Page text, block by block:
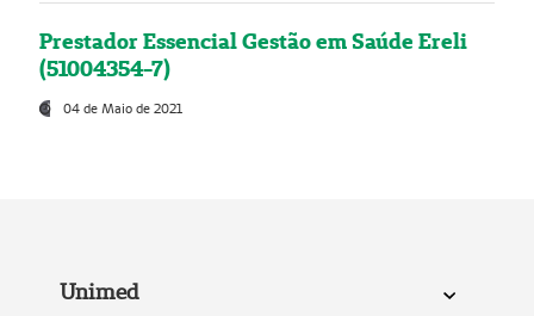
Prestador Essencial Gestão em Saúde Ereli
(51004354-7)
04 de Maio de 2021
Unimed